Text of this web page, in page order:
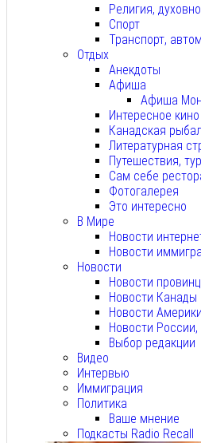
Религия,
Спорт
Транспорт,
Отдых
Анекдоты
Афиша
Афиша
Интересное кино
Канадская
Литературная
Путешествия,
Сам себе
Фотогалерея
Это интересно
В Мире
Новости
Новости
Новости
Новости
Новости Канады
Новости Америки
Новости
Выбор редакции
Видео
Интервью
Иммиграция
Политика
Ваше мнение
Подкасты Radio Recall